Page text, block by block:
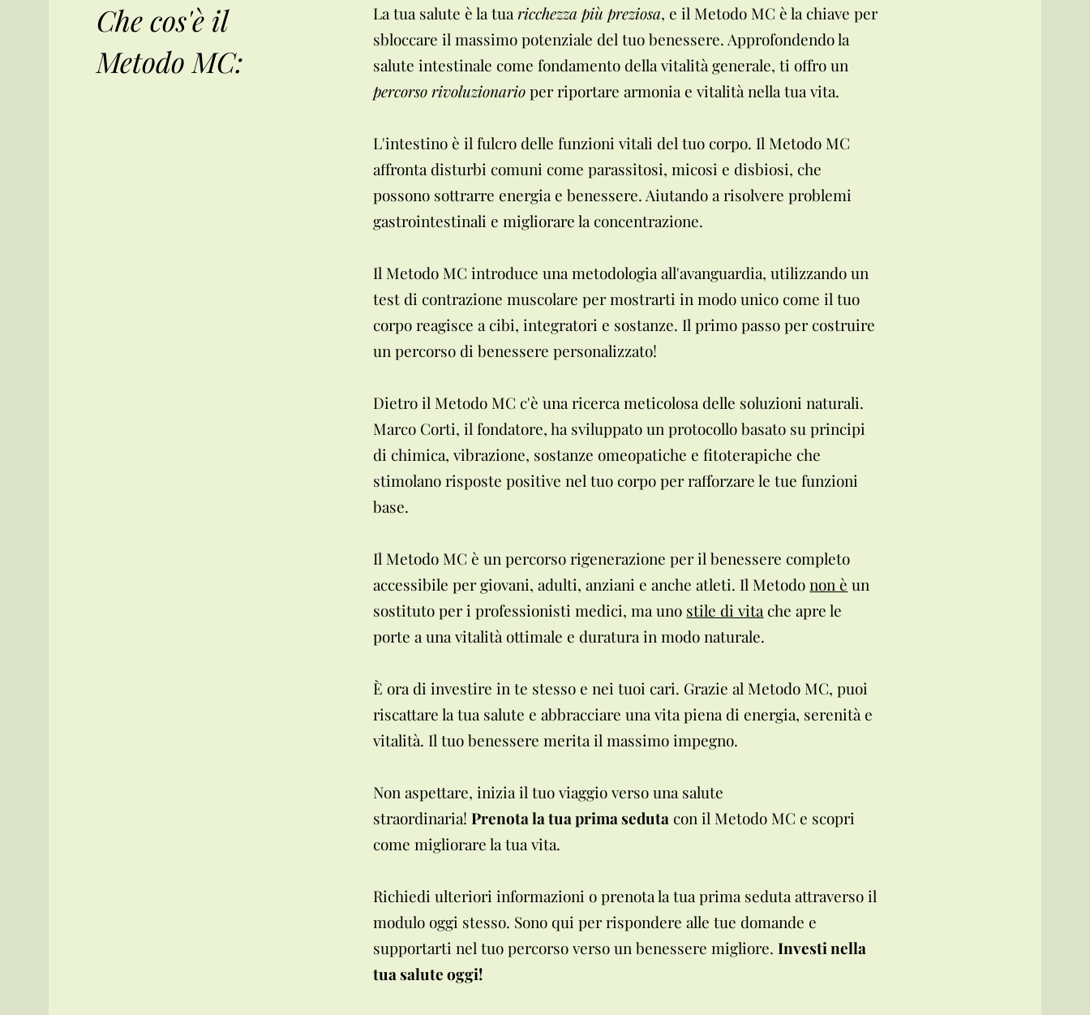
Che cos'è il
Metodo MC:
La tua salute è la tuaricchezza più preziosa, e il Metodo MC è la chiave per
sbloccare il massimo potenziale del tuo benessere. Approfondendo la
salute intestinale come fondamento della vitalità generale, ti offro un
percorso rivoluzionarioper riportare armonia e vitalità nella tua vita.
L'intestino è il fulcro delle funzioni vitali del tuo corpo. Il Metodo MC
affronta disturbi comuni come parassitosi, micosi e disbiosi, che
possono sottrarre energia e benessere. Aiutando a risolvere problemi
gastrointestinali e migliorare la concentrazione.
Il Metodo MC introduce una metodologia all'avanguardia, utilizzando un
test di contrazione muscolare per mostrarti in modo unico come il tuo
corpo reagisce a cibi, integratori e sostanze. Il primo passo per costruire
un percorso di benessere personalizzato!
Dietro il Metodo MC c'è una ricerca meticolosa delle soluzioni naturali.
Marco Corti, il fondatore, ha sviluppato un protocollo basato su principi
di chimica, vibrazione, sostanze omeopatiche e fitoterapiche che
stimolano risposte positive nel tuo corpo per rafforzare le tue funzioni
base.
Il Metodo MC è un percorso rigenerazione per il benessere completo
accessibile per giovani, adulti, anziani e anche atleti. Il Metodonon è un
sostituto per i professionisti medici, ma uno stile di vita che apre le
porte a una vitalità ottimale e duratura in modo naturale.
È ora di investire in te stesso e nei tuoi cari. Grazie al Metodo MC, puoi
riscattare la tua salute e abbracciare una vita piena di energia, serenità e
vitalità. Il tuo benessere merita il massimo impegno.
Non aspettare, inizia il tuo viaggio verso una salute
straordinaria!Prenota la tua prima seduta con il Metodo MC e scopri
come migliorare la tua vita.
Richiedi ulteriori informazioni o prenota la tua prima seduta attraverso il
modulo oggi stesso. Sono qui per rispondere alle tue domande e
supportarti nel tuo percorso verso un benessere migliore.Investi nella
tua salute oggi!